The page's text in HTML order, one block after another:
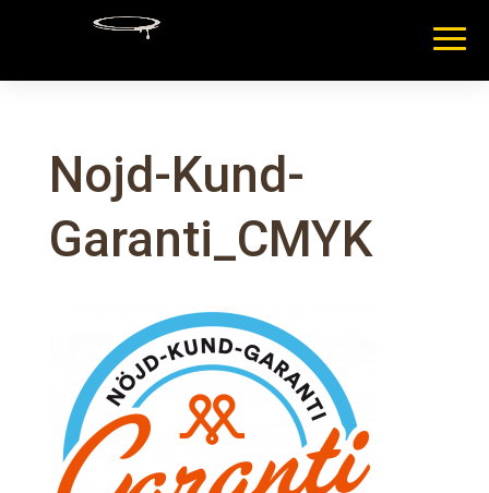
Nojd-Kund-
Garanti_CMYK